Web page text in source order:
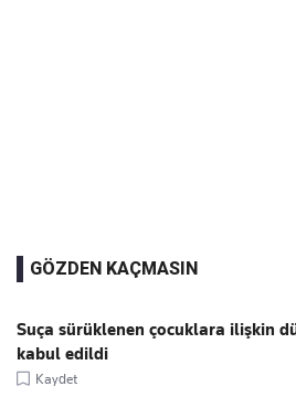
GÖZDEN KAÇMASIN
Suça sürüklenen çocuklara ilişkin
kabul edildi
Kaydet